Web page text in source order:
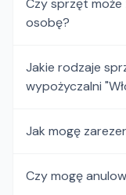
Czy sprzęt
osobę?
Jakie rodzaje
wypożyczalni
Jak mogę
Czy mogę